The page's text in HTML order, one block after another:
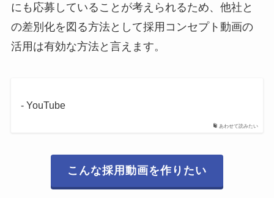
にも応募していることが考えられるため、他社と
の差別化を図る方法として採用コンセプト動画の
活用は有効な方法と言えます。
あわせて読みたい
- YouTube
こんな採用動画を作りたい